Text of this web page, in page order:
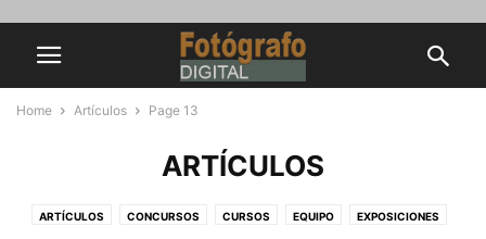
Home Artículos Page 13
ARTÍCULOS
ARTÍCULOS CONCURSOS CURSOS EQUIPO EXPOSICIONES